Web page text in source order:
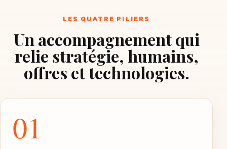
LES QUATRE PILIERS
Un accompagnement qui
relie stratégie, humains,
offres et technologies.
01